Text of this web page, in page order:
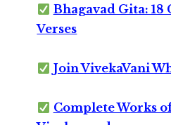
Bhagavad Gita: 18
Verses
Join VivekaVani
Complete Works